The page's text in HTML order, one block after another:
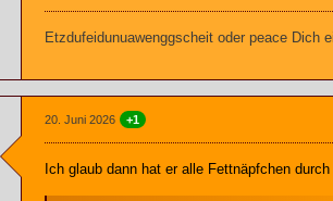
Etzdufeidunuawenggscheit oder peace Dich
20. Juni 2026 +1
Ich glaub dann hat er alle Fettnäpfchen